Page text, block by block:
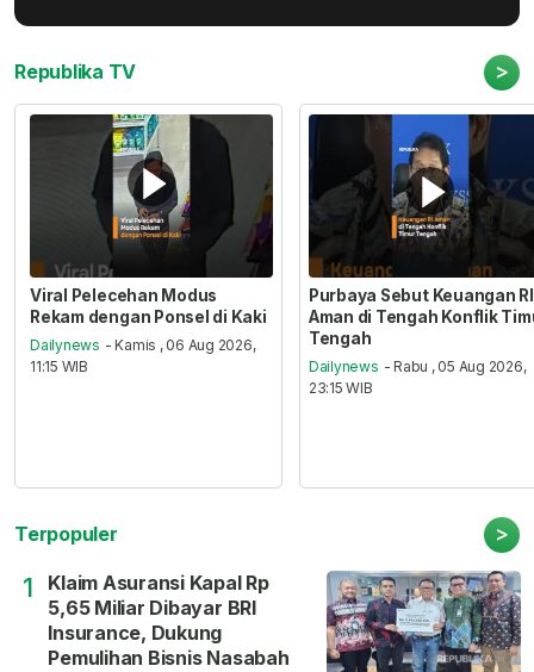
Republika TV >
Viral Pelecehan Modus
Rekam dengan Ponsel di Kaki
Dailynews - Kamis , 06 Aug 2026,
11:15 WIB
Purbaya Sebut Keuangan RI
Aman di Tengah Konflik
Tengah
Dailynews - Rabu , 05 Aug 2026,
23:15 WIB
Terpopuler >
1
Klaim Asuransi Kapal Rp
5,65 Miliar Dibayar BRI
Insurance, Dukung
Pemulihan Bisnis Nasabah